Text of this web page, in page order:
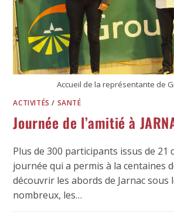
Accueil de la représentante de
ACTIVITÉS / SANTÉ
Journée de l’amitié à
Plus de 300 participants issus de 21
journée qui a permis à la centaines
découvrir les abords de Jarnac sous
nombreux, les…